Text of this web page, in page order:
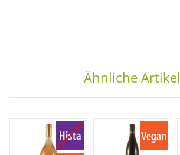
Ähnliche Artikel